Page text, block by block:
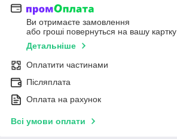
Ви отримаєте замовлення
або гроші повернуться на вашу картку
Детальніше
Оплатити частинами
Післяплата
Оплата на рахунок
Всі умови оплати